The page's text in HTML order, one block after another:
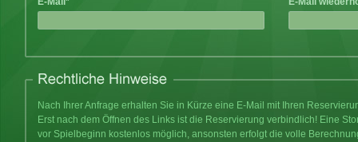
Nach Ihrer Anfrage erhalten Sie in Kürze eine E-Mail mit Ihren
Erst nach dem Öffnen des Links ist die Reservierung verbindlich! Eine
vor Spielbeginn kostenlos möglich, ansonsten erfolgt die volle